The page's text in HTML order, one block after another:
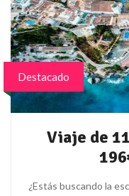
Destacado
Viaje de
¿Estás buscando la